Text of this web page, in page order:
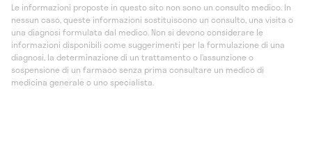
Le informazioni proposte in questo sito non sono un consulto medico. In
nessun caso, queste informazioni sostituiscono un consulto, una visita o
una diagnosi formulata dal medico. Non si devono considerare le
informazioni disponibili come suggerimenti per la formulazione di una
diagnosi, la determinazione di un trattamento o l’assunzione o
sospensione di un farmaco senza prima consultare un medico di
medicina generale o uno specialista.